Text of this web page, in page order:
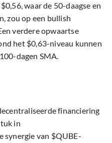
waar de 50-daagse en
zou op een bullish
verdere opwaartse
het $0,63-niveau kunnen
dagen SMA.
financiering
in
synergie van $QUBE-